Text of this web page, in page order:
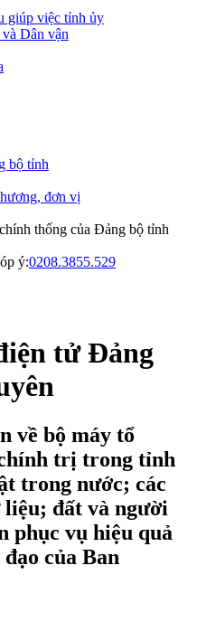
giúp việc tỉnh ủy
Dân vận
bộ tỉnh
đơn vị
thống của Đảng bộ tỉnh
ý:0208.3855.529
tử Đảng
về bộ máy tổ
trị trong tỉnh
trong nước; các
đất và người
phục vụ hiệu quả
của Ban